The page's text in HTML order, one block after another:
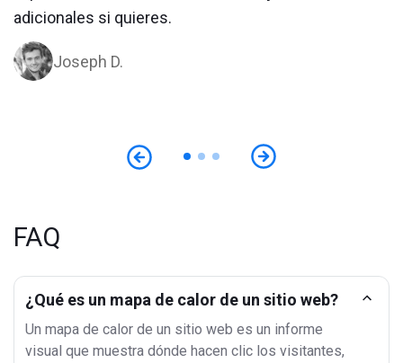
adicionales si quieres.
Joseph D.
FAQ
¿Qué es un mapa de calor de un sitio web?
Un mapa de calor de un sitio web es un informe
visual que muestra dónde hacen clic los visitantes,